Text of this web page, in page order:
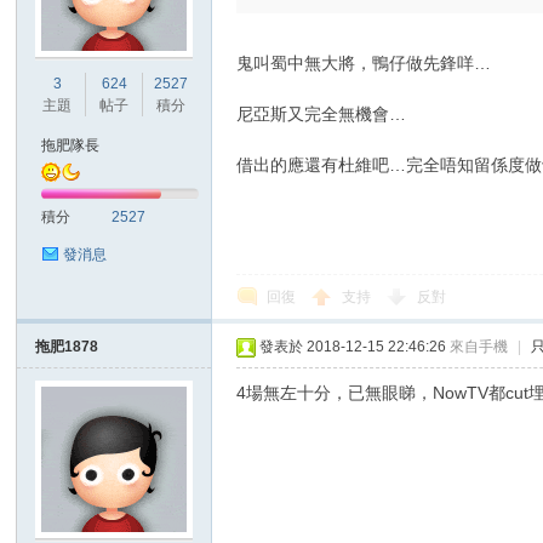
3
主題
624
帖子
2527
積分
拖肥隊長
積分 2527
發消息
鬼叫蜀中無大將，鴨仔做先鋒咩…
尼亞斯又完全無機會…
借出的應還有杜維吧…完全唔知留係度
回復 支持 反對
拖肥1878 發表於 2018-12-15 22:46:26 來自手機
4場無左十分，已無眼睇，NowTV都cut埋